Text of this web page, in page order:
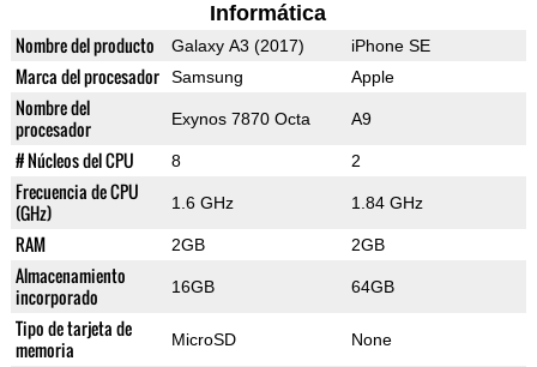
Informática
Nombre del producto Galaxy A3 (2017) iPhone SE
Marca del procesador Samsung Apple
Nombre del
procesador
Exynos 7870 Octa A9
# Núcleos del CPU 8 2
Frecuencia de CPU
(GHz)
1.6 GHz 1.84 GHz
RAM 2GB 2GB
Almacenamiento
incorporado
16GB 64GB
Tipo de tarjeta de
memoria
MicroSD None